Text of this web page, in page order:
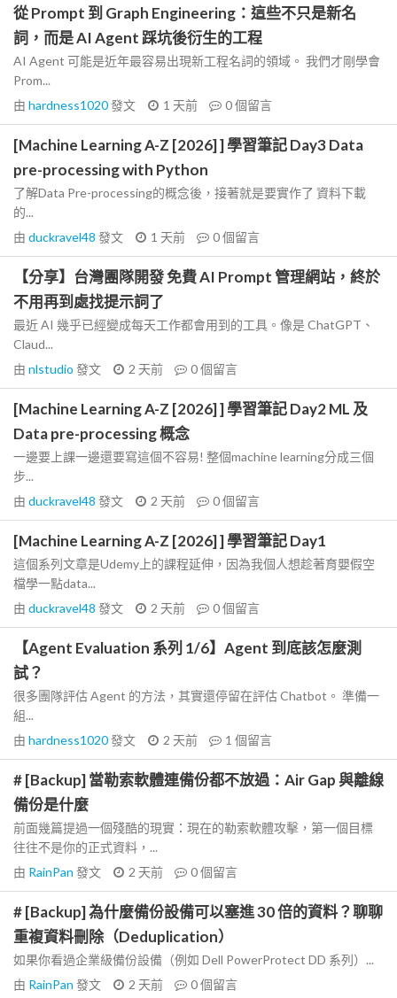
從 Prompt 到 Graph Engineering：這些不只是新名
詞，而是 AI Agent 踩坑後衍生的工程
AI Agent 可能是近年最容易出現新工程名詞的領域。 我們才剛學會
Prom...
由 hardness1020發文 1 天前 0個留言
[Machine Learning A-Z [2026] ] 學習筆記 Day3 Data
pre-processing with Python
了解Data Pre-processing的概念後，接著就是要實作了 資料下載
的...
由 duckravel48 發文 1 天前 0個留言
【分享】台灣團隊開發 免費 AI Prompt 管理網站，終於
不用再到處找提示詞了
最近 AI 幾乎已經變成每天工作都會用到的工具。像是 ChatGPT、
Claud...
由 nlstudio 發文 2 天前 0個留言
[Machine Learning A-Z [2026] ] 學習筆記 Day2 ML 及
Data pre-processing 概念
一邊要上課一邊還要寫這個不容易! 整個machine learning分成三個
步...
由 duckravel48 發文 2 天前 0個留言
[Machine Learning A-Z [2026] ] 學習筆記 Day1
這個系列文章是Udemy上的課程延伸，因為我個人想趁著育嬰假空
檔學一點data...
由 duckravel48 發文 2 天前 0個留言
【Agent Evaluation 系列 1/6】Agent 到底該怎麼測
試？
很多團隊評估 Agent 的方法，其實還停留在評估 Chatbot。 準備一
組...
由 hardness1020發文 2 天前 1 個留言
# [Backup] 當勒索軟體連備份都不放過：Air Gap 與離線
備份是什麼
前面幾篇提過一個殘酷的現實：現在的勒索軟體攻擊，第一個目標
往往不是你的正式資料，...
由 RainPan 發文 2 天前 0個留言
# [Backup] 為什麼備份設備可以塞進 30 倍的資料？聊聊
重複資料刪除（Deduplication）
如果你看過企業級備份設備（例如 Dell PowerProtect DD 系列）...
由 RainPan 發文 2 天前 0個留言